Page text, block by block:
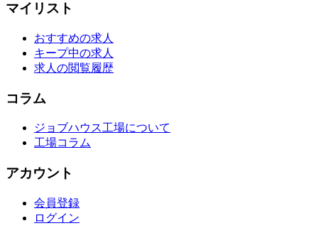
マイリスト
おすすめの求人
キープ中の求人
求人の閲覧履歴
コラム
ジョブハウス工場について
工場コラム
アカウント
会員登録
ログイン